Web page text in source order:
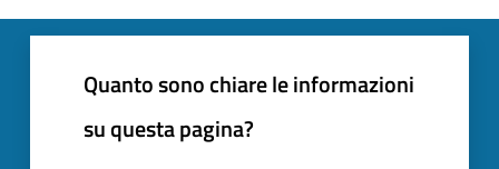
Quanto sono chiare le informazioni
su questa pagina?